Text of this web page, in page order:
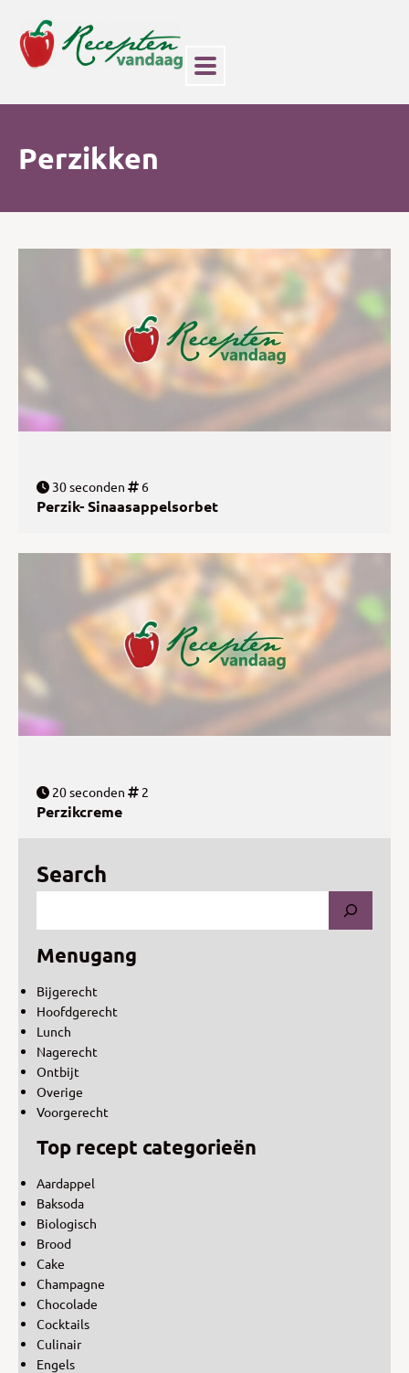
Perzikken
30 seconden 6
Perzik- Sinaasappelsorbet
20 seconden 2
Perzikcreme
Search
Menugang
Bijgerecht
Hoofdgerecht
Lunch
Nagerecht
Ontbijt
Overige
Voorgerecht
Top recept categorieën
Aardappel
Baksoda
Biologisch
Brood
Cake
Champagne
Chocolade
Cocktails
Culinair
Engels